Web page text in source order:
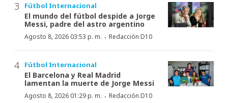
Fútbol Internacional
El mundo del fútbol despide a Jorge
Messi, padre del astro argentino
Agosto 8, 2026 03:53 p. m. · Redacción D10
Fútbol Internacional
El Barcelona y Real Madrid
lamentan la muerte de Jorge Messi
Agosto 8, 2026 01:29 p. m. · Redacción D10